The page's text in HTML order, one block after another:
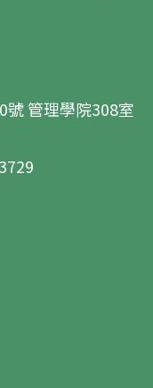
號 管理學院308室